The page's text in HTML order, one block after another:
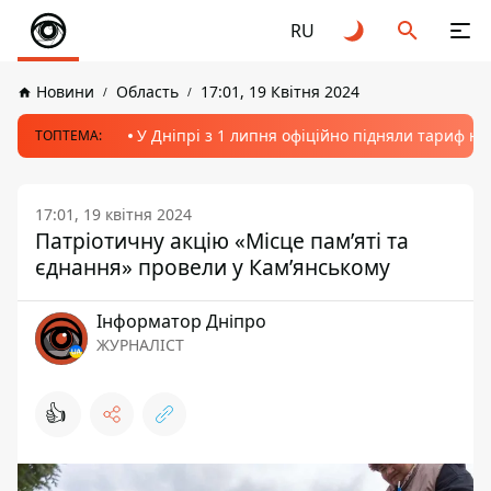
RU
Новини Область 17:01, 19 Квітня 2024
ТОПТЕМА: У Дніпрі з 1 липня офіційно підняли тариф
17:01, 19 квітня 2024
Патріотичну акцію «Місце пам’яті та
єднання» провели у Кам’янському
Інформатор Дніпро
ЖУРНАЛІСТ
👍